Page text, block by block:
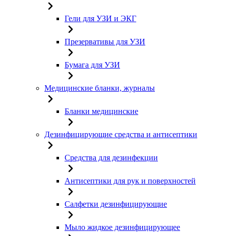
Гели для УЗИ и ЭКГ
Презервативы для УЗИ
Бумага для УЗИ
Медицинские бланки, журналы
Бланки медицинские
Дезинфицирующие средства и антисептики
Средства для дезинфекции
Антисептики для рук и поверхностей
Салфетки дезинфицирующие
Мыло жидкое дезинфицирующее